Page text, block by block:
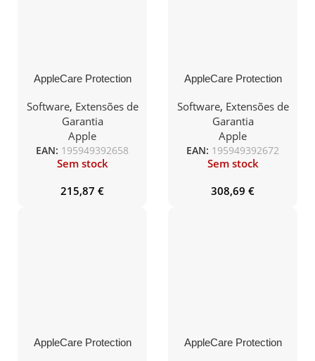
AppleCare Protection
14P (M3 Pro/M3 Max)
Software, Extensões de
Garantia
Apple
EAN: 195949392658
Sem stock
215,87 €
AppleCare Protection
16P (M3)
Software, Extensões de
Garantia
Apple
EAN: 195949392672
Sem stock
308,69 €
AppleCare Protection
AppleCare Protection